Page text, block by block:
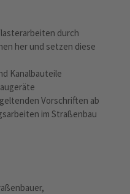
durch
her und setzen diese
Kanalbauteile
Vorschriften ab
im Straßenbau